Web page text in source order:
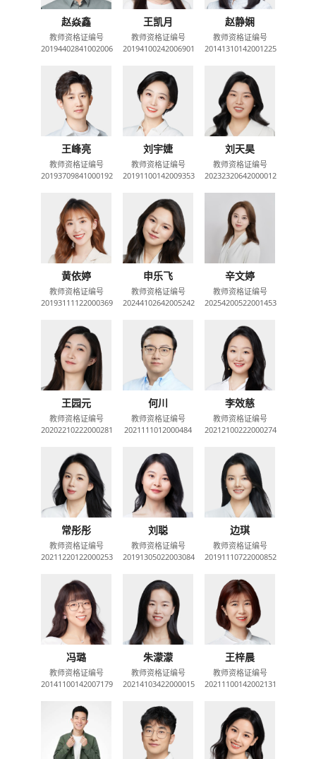
赵焱鑫
教师资格证编号
20194402841002006
王凯月
教师资格证编号
20194100242006901
赵静娴
教师资格证编号
20141310142001225
王峰亮
教师资格证编号
20193709841000192
刘宇婕
教师资格证编号
20191100142009353
刘天昊
教师资格证编号
20232320642000012
黄依婷
教师资格证编号
20193111122000369
申乐飞
教师资格证编号
20244102642005242
辛文婷
教师资格证编号
20254200522001453
王园元
教师资格证编号
20202210222000281
何川
教师资格证编号
2021111012000484
李效慈
教师资格证编号
20212100222000274
常彤彤
教师资格证编号
20211220122000253
刘聪
教师资格证编号
20191305022003084
边琪
教师资格证编号
20191110722000852
冯璐
教师资格证编号
20141100142007179
朱濛濛
教师资格证编号
20214103422000015
王梓晨
教师资格证编号
20211100142002131